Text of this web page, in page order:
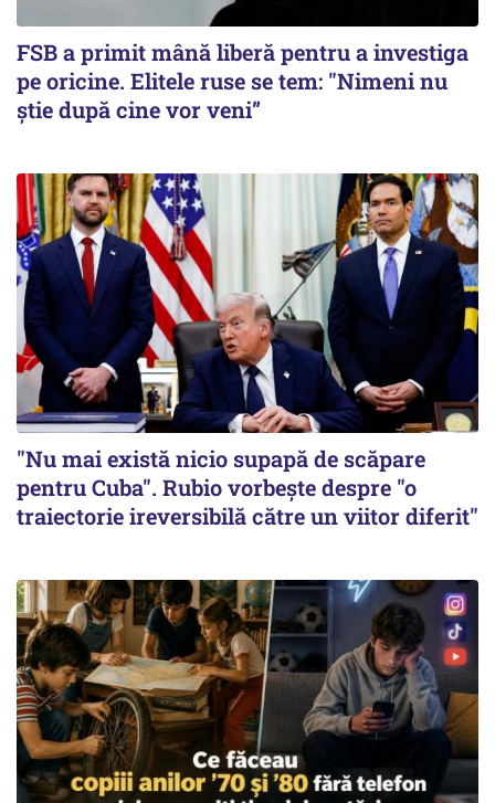
FSB a primit mână liberă pentru a investiga
pe oricine. Elitele ruse se tem: "Nimeni nu
știe după cine vor veni”
"Nu mai există nicio supapă de scăpare
pentru Cuba". Rubio vorbește despre "o
traiectorie ireversibilă către un viitor diferit"